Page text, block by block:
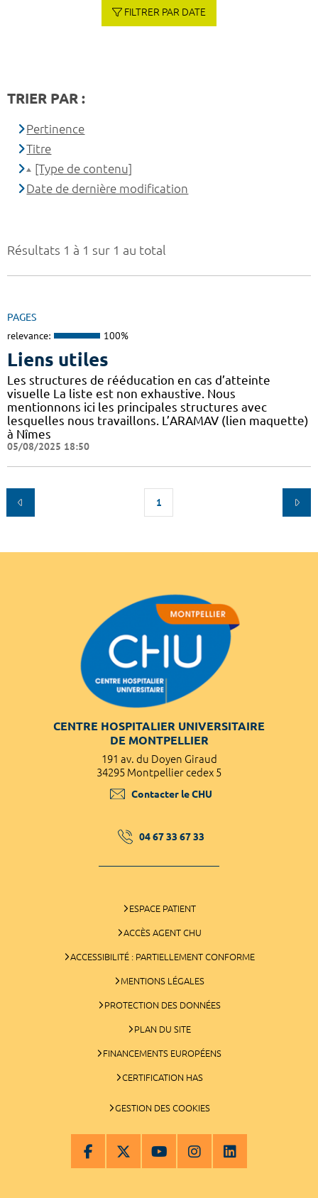
Résultats 1 à 1 sur 1 au total
PAGES
relevance: 100%
Liens utiles
Les structures de rééducation en cas d’atteinte
visuelle La liste est non exhaustive. Nous
mentionnons ici les principales structures avec
lesquelles nous travaillons. L’ARAMAV (lien maquette)
à Nîmes
05/08/2025 18:50
1
FILTRER PAR DATE
TRIER PAR :
Pertinence
Titre
[Type de contenu]
Date de dernière modification
CENTRE HOSPITALIER UNIVERSITAIRE
DE MONTPELLIER
191 av. du Doyen Giraud
34295 Montpellier cedex 5
Contacter le CHU
04 67 33 67 33
ESPACE PATIENT
ACCÈS AGENT CHU
ACCESSIBILITÉ : PARTIELLEMENT CONFORME
MENTIONS LÉGALES
PROTECTION DES DONNÉES
PLAN DU SITE
FINANCEMENTS EUROPÉENS
CERTIFICATION HAS
GESTION DES COOKIES